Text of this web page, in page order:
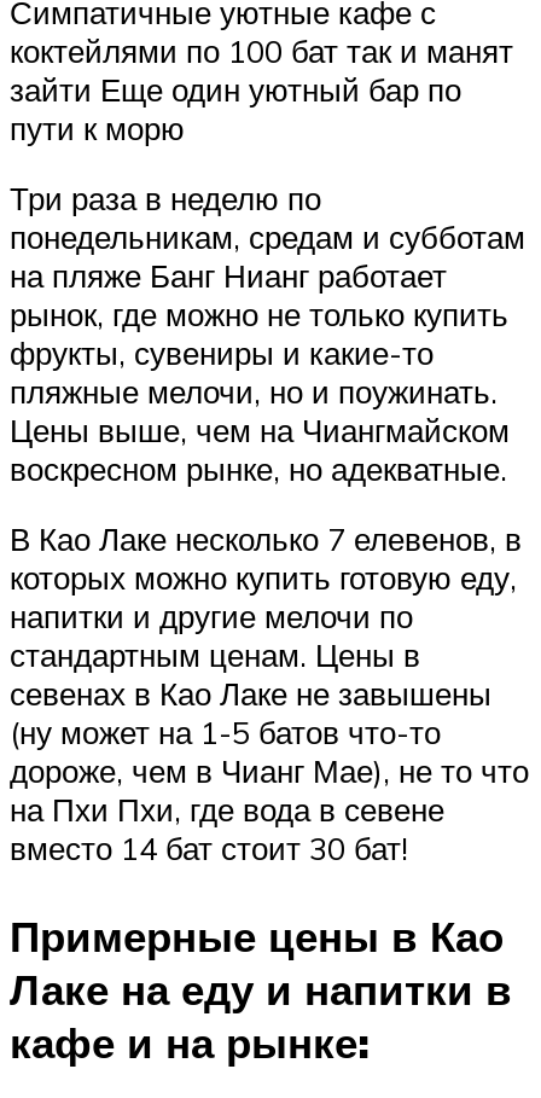
Симпатичные уютные кафе с
коктейлями по 100 бат так и манят
зайти Еще один уютный бар по
пути к морю
Три раза в неделю по
понедельникам, средам и субботам
на пляже Банг Нианг работает
рынок, где можно не только купить
фрукты, сувениры и какие-то
пляжные мелочи, но и поужинать.
Цены выше, чем на Чиангмайском
воскресном рынке, но адекватные.
В Као Лаке несколько 7 елевенов, в
которых можно купить готовую еду,
напитки и другие мелочи по
стандартным ценам. Цены в
севенах в Као Лаке не завышены
(ну может на 1-5 батов что-то
дороже, чем в Чианг Мае), не то что
на Пхи Пхи, где вода в севене
вместо 14 бат стоит 30 бат!
Примерные цены в Као
Лаке на еду и напитки в
кафе и на рынке: